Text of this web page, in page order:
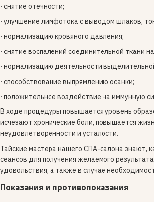
· снятие отечности;
· улучшение лимфотока с выводом шлаков,
· нормализацию кровяного давления;
· снятие воспалений соединительной ткани
· нормализацию деятельности
· способствование выпрямлению осанки;
· положительное воздействие на иммунную
В ходе процедуры повышается уровень
исчезают хронические боли, повышается
неудовлетворенности и усталости.
Тайские мастера нашего СПА-салона знают,
сеансов для получения желаемого
удовольствия, а также в случае
Показания и противопоказания